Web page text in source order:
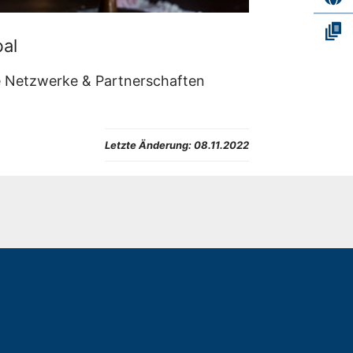
Netzwerke & Partnerschaften
Letzte Änderung: 08.11.2022